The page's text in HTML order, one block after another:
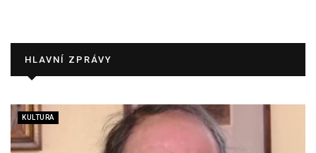
HLAVNÍ ZPRÁVY
KULTURA